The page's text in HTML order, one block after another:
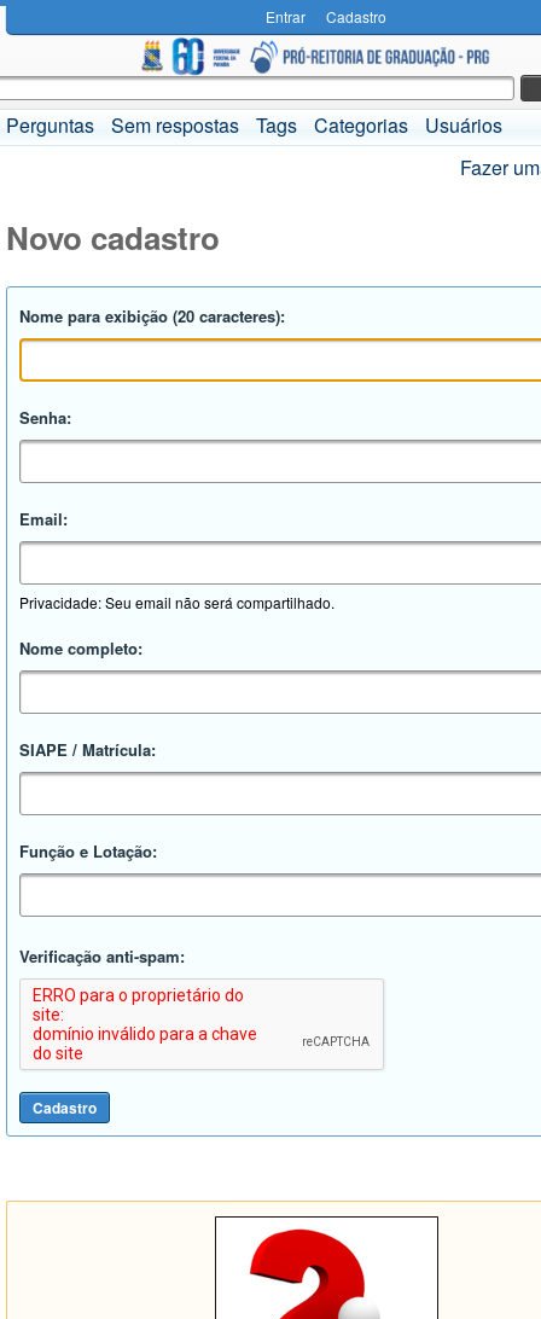
Entrar Cadastro
Perguntas Sem respostas Tags Categorias
Usuários
Fazer
Novo cadastro
Nome para exibição (20 caracteres):
Senha:
Email:
Privacidade: Seu email não será compartilhado.
Nome completo:
SIAPE / Matrícula:
Função e Lotação:
Verificação anti-spam: